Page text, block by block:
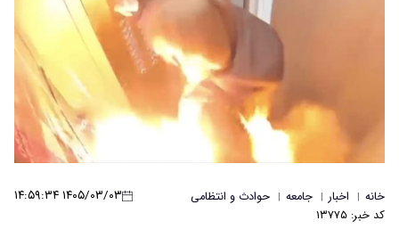
و انتظامی ۱۴۰۵/۰۳/۰۳ ۱۴:۵۹:۳۴